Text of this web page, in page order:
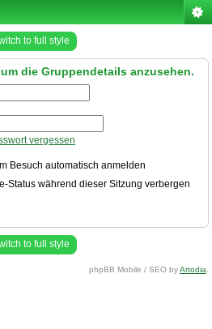
to full style
die Gruppendetails anzusehen.
vergessen
Besuch automatisch anmelden
Status während dieser Sitzung verbergen
to full style
phpBB Mobile / SEO byArtodia